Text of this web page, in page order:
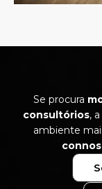
Se procura
consultórios, a
ambiente